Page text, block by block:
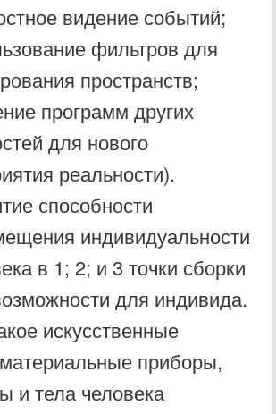
видение событий;
фильтров для
пространств;
программ других
для нового
реальности).
способности
индивидуальности
в 1; 2; и 3 точки сборки
для индивида.
искусственные
приборы,
и тела человека